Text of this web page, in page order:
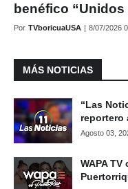
benéfico “Unidos
Por TVboricuaUSA | 8/07/2026
MÁS NOTICIAS
“Las
reportero
Agosto 03,
WAPA